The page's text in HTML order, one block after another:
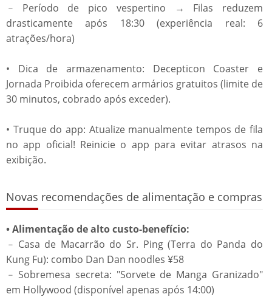
﹣Período de pico vespertino → Filas reduzem
drasticamente após 18:30 (experiência real: 6
atrações/hora)
• Dica de armazenamento: Decepticon Coaster e
Jornada Proibida oferecem armários gratuitos (limite de
30 minutos, cobrado após exceder).
• Truque do app: Atualize manualmente tempos de fila
no app oficial! Reinicie o app para evitar atrasos na
exibição.
Novas recomendações de alimentação e compras
• Alimentação de alto custo-benefício:
﹣Casa de Macarrão do Sr. Ping (Terra do Panda do
Kung Fu): combo Dan Dan noodles ¥58
﹣Sobremesa secreta: "Sorvete de Manga Granizado"
em Hollywood (disponível apenas após 14:00)